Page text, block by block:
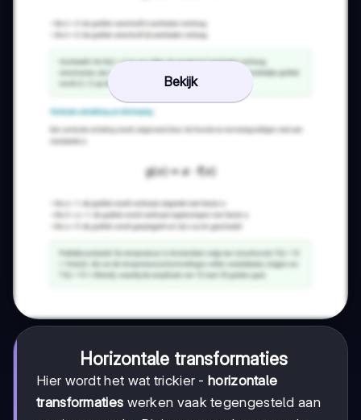
Bekijk
Horizontale transformaties
Hier wordt het wat trickier - horizontale
transformaties werken vaak tegengesteld aan